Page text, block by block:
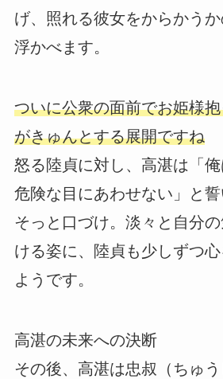
げ、照れる彼女をからかう
浮かべます。
ついに公衆の面前でお姫様
がきゅんとする展開ですね
怒る陸貞に対し、高湛は「
危険な目にあわせない」と
そっと口づけ。淡々と自分
ける姿に、陸貞も少しずつ
ようです。
高湛の未来への決断
その後、高湛は忠叔（ちゅ